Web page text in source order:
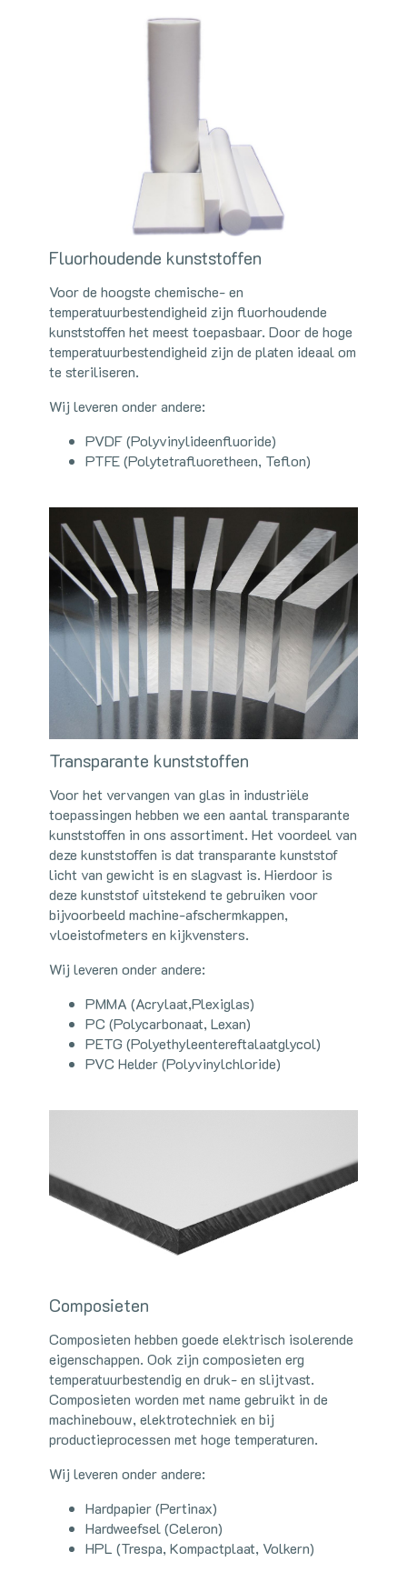
Fluorhoudende kunststoffen
Voor de hoogste chemische- en
temperatuurbestendigheid zijn fluorhoudende
kunststoffen het meest toepasbaar. Door de hoge
temperatuurbestendigheid zijn de platen ideaal om
te steriliseren.
Wij leveren onder andere:
PVDF (Polyvinylideenfluoride)
PTFE (Polytetrafluoretheen, Teflon)
Transparante kunststoffen
Voor het vervangen van glas in industriële
toepassingen hebben we een aantal transparante
kunststoffen in ons assortiment. Het voordeel van
deze kunststoffen is dat transparante kunststof
licht van gewicht is en slagvast is. Hierdoor is
deze kunststof uitstekend te gebruiken voor
bijvoorbeeld machine-afschermkappen,
vloeistofmeters en kijkvensters.
Wij leveren onder andere:
PMMA (Acrylaat,Plexiglas)
PC (Polycarbonaat, Lexan)
PETG (Polyethyleentereftalaatglycol)
PVC Helder (Polyvinylchloride)
Composieten
Composieten hebben goede elektrisch isolerende
eigenschappen. Ook zijn composieten erg
temperatuurbestendig en druk- en slijtvast.
Composieten worden met name gebruikt in de
machinebouw, elektrotechniek en bij
productieprocessen met hoge temperaturen.
Wij leveren onder andere:
Hardpapier (Pertinax)
Hardweefsel (Celeron)
HPL (Trespa, Kompactplaat, Volkern)